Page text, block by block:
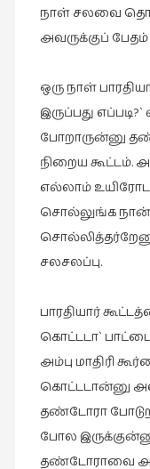
நாள் சலவை
அவருக்குப் பேதம்
ஒரு நாள்
இருப்பது
போறாருன்னு
நிறைய கூட்டம்.
எல்லாம்
சொல்லுங்க நான்
சலசலப்பு.
பாரதியார்
கொட்டடா`
அம்பு மாதிரி
கொட்டடான்னு
தண்டோரா
போல
தண்டோராவை